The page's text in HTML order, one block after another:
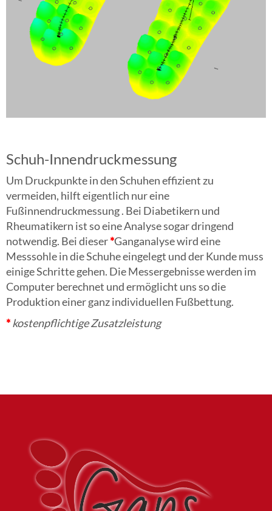
Schuh-Innendruckmessung
Um Druckpunkte in den Schuhen effizient zu
vermeiden, hilft eigentlich nur eine
Fußinnendruckmessung . Bei Diabetikern und
Rheumatikern ist so eine Analyse sogar dringend
notwendig. Bei dieser*Ganganalyse wird eine
Messsohle in die Schuhe eingelegt und der Kunde muss
einige Schritte gehen. Die Messergebnisse werden im
Computer berechnet und ermöglicht uns so die
Produktion einer ganz individuellen Fußbettung.
*kostenpflichtigeZusatzleistung